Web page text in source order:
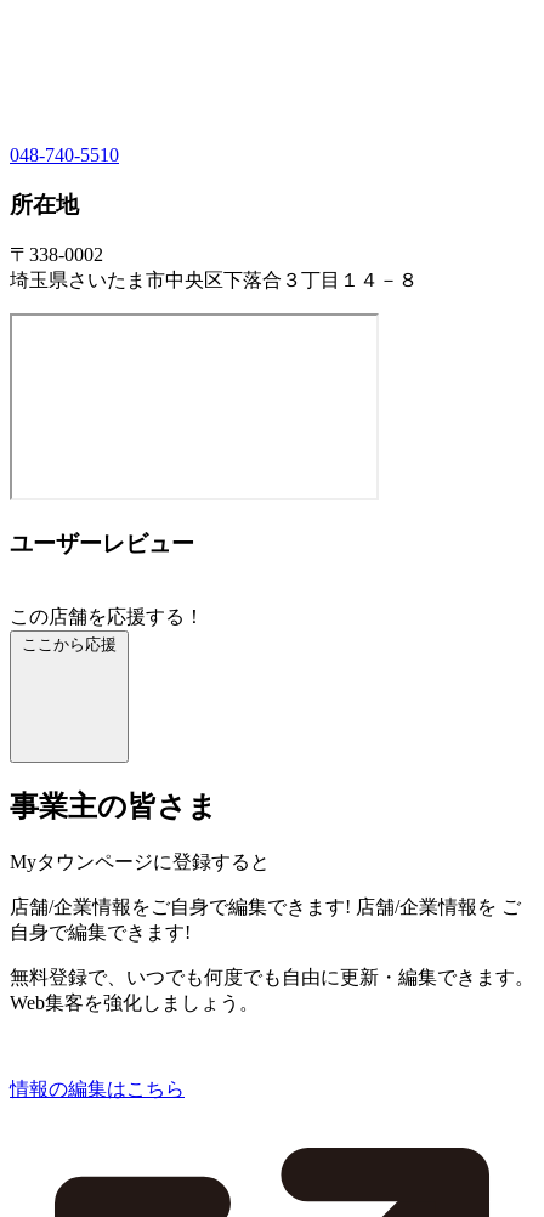
048-740-5510
所在地
〒338-0002
埼玉県さいたま市中央区下落合３丁目１４－８
ユーザーレビュー
この店舗を応援する！
ここから応援
事業主の皆さま
Myタウンページに登録すると
店舗/企業情報をご自身で編集できます! 店舗/企業情報を ご
自身で編集できます!
無料登録で、いつでも何度でも自由に更新・編集できます。
Web集客を強化しましょう。
情報の編集はこちら